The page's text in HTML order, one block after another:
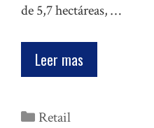
de 5,7 hectáreas, …
Leer mas
Categorías
Retail